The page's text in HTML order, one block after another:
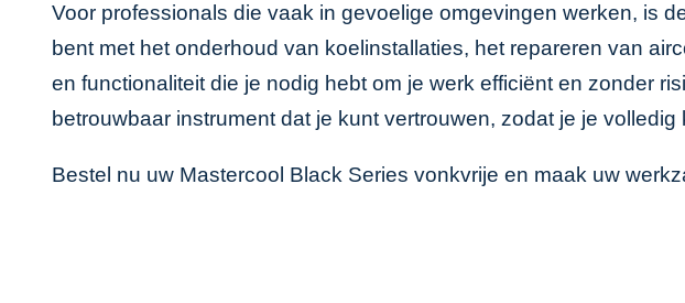
Voor professionals die vaak in gevoelige omgevingen werken, is
bent met het onderhoud van koelinstallaties, het repareren van
en functionaliteit die je nodig hebt om je werk efficiënt en zonder
betrouwbaar instrument dat je kunt vertrouwen, zodat je je
Bestel nu uw Mastercool Black Series vonkvrije en maak uw